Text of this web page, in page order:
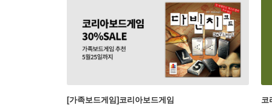
[가족보드게임]코리아보드게임 코